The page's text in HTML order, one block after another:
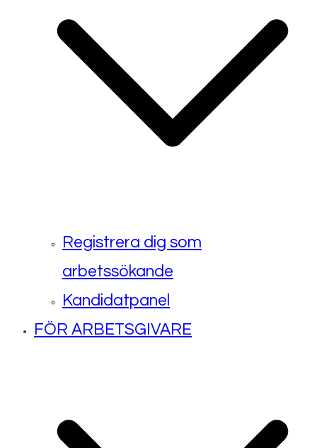
Registrera dig som
arbetssökande
Kandidatpanel
FÖR ARBETSGIVARE